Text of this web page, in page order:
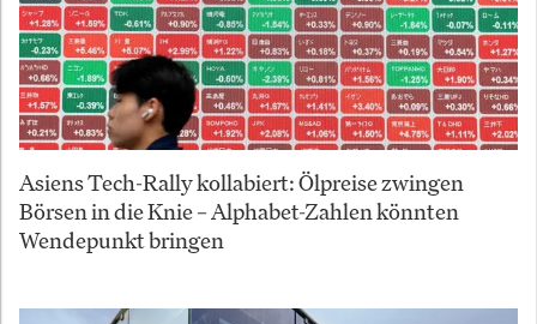
Asiens Tech-Rally kollabiert: Ölpreise zwingen
Börsen in die Knie – Alphabet-Zahlen könnten
Wendepunkt bringen